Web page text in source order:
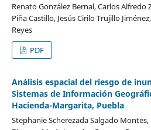
Renato González Bernal, Carlos Alfredo
Piña Castillo, Jesús Cirilo Trujillo
Reyes
PDF
Análisis espacial del riesgo de
Sistemas de Información
Hacienda-Margarita, Puebla
Stephanie Scherezada Salgado